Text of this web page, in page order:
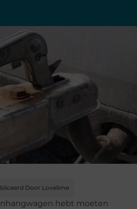
Door Lovelime
hebt moeten